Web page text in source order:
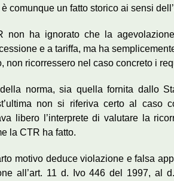
comunque un fatto storico ai sensi
non ha ignorato che la
e a tariffa, ma ha
non ricorressero nel caso concreto i
della norma, sia quella fornita dallo
non si riferiva certo al caso
libero l’interprete di valutare la
la CTR ha fatto.
motivo deduce violazione e falsa
all’art. 11 d. Ivo 446 del 1997, al